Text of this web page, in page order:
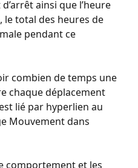
ainsi que l’heure
le total des heures de
pendant ce
combien de temps une
chaque déplacement
lié par hyperlien au
Mouvement dans
comportement et les